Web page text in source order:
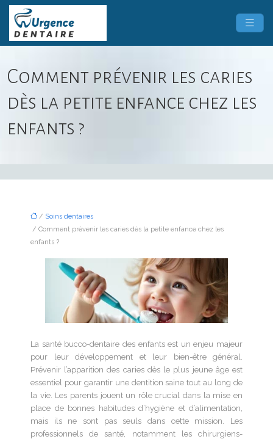
Comment prévenir les caries
dès la petite enfance chez les
enfants ?
/ Soins dentaires
/ Comment prévenir les caries dès la petite enfance chez les
enfants ?
La santé bucco-dentaire des enfants est un enjeu majeur
pour leur développement et leur bien-être général.
Prévenir l’apparition des caries dès le plus jeune âge est
essentiel pour garantir une dentition saine tout au long de
la vie. Les parents jouent un rôle crucial dans la mise en
place de bonnes habitudes d’hygiène et d’alimentation,
mais ils ne sont pas seuls dans cette mission. Les
professionnels de santé, notamment les chirurgiens-